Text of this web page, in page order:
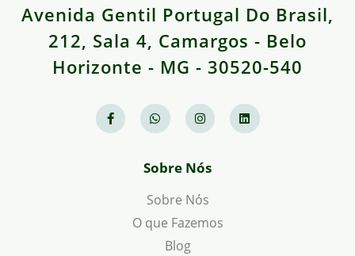
Avenida Gentil Portugal Do Brasil,
212, Sala 4, Camargos - Belo
Horizonte - MG - 30520-540
Sobre Nós
Sobre Nós
O que Fazemos
Blog